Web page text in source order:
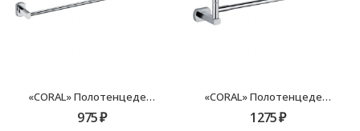
«CORAL» Полотенцедержатель трубчатый GR-7001
975₽
«CORAL» Полотенцедержатель поворотный двойной GR-7002A
1275₽